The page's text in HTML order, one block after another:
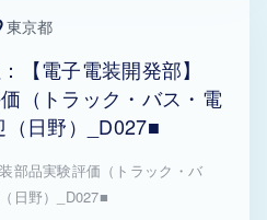
東京都
【電子電装開発部】
（トラック・バス・電
日野）_D027■
部品実験評価（トラック・バ
日野）_D027■